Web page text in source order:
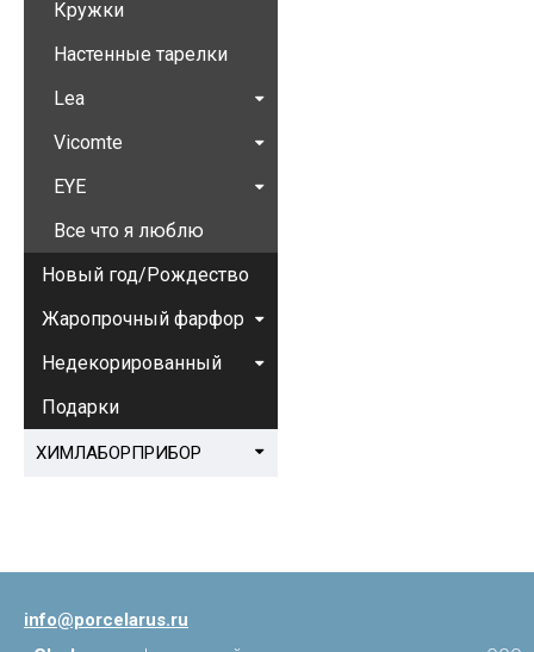
Кружки
Настенные тарелки
Lea
Vicomte
EYE
Все что я люблю
Новый год/Рождество
Жаропрочный фарфор
Недекорированный
Подарки
ХИМЛАБОРПРИБОР
info@porcelarus.ru